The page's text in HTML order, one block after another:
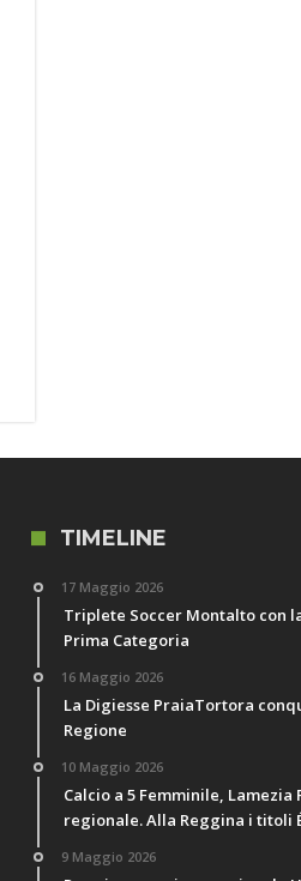
TIMELINE
17 Maggio 2026
Triplete Soccer Montalto con
Prima Categoria
16 Maggio 2026
La Digiesse PraiaTortora
Regione
10 Maggio 2026
Calcio a 5 Femminile, Lamezia
regionale. Alla Reggina i titoli
9 Maggio 2026